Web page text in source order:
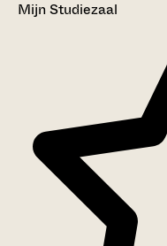
Mijn Studiezaal